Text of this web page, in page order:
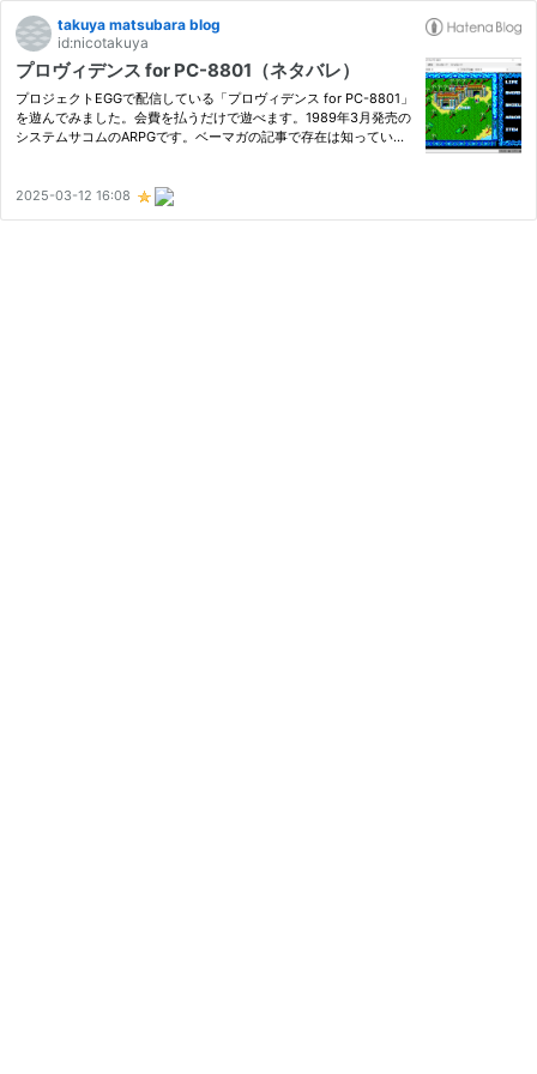
takuya matsubara blog
id:nicotakuya
プロヴィデンス for PC-8801（ネタバレ）
プロジェクトEGGで配信している「プロヴィデンス for PC-8801」
を遊んでみました。会費を払うだけで遊べます。1989年3月発売の
システムサコムのARPGです。ベーマガの記事で存在は知っていま
いとオ…
2025-03-12 16:08